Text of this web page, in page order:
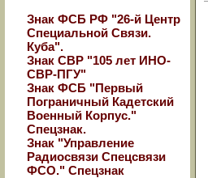
Знак ФСБ РФ "26-й Центр
Специальной Связи.
Куба".
Знак СВР "105 лет ИНО-
СВР-ПГУ"
Знак ФСБ "Первый
Пограничный Кадетский
Военный Корпус."
Спецзнак.
Знак "Управление
Радиосвязи Спецсвязи
ФСО." Спецзнак